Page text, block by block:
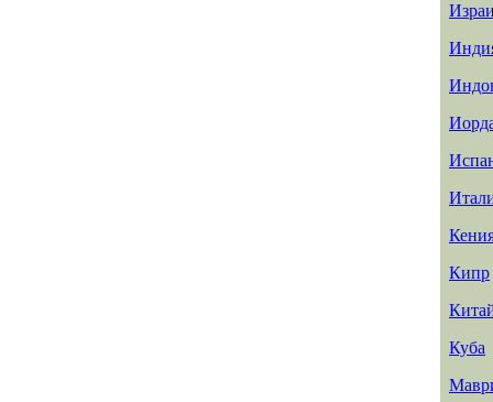
Кипр
Куба